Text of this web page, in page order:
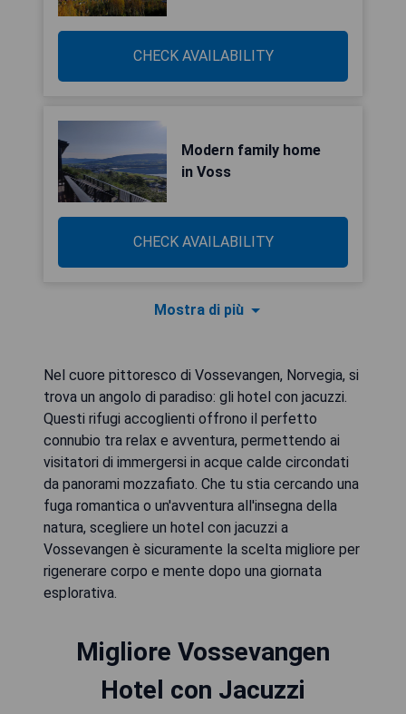
CHECK AVAILABILITY
Modern family home
in Voss
CHECK AVAILABILITY
Mostra di più
Nel cuore pittoresco di Vossevangen, Norvegia, si
trova un angolo di paradiso: gli hotel con jacuzzi.
Questi rifugi accoglienti offrono il perfetto
connubio tra relax e avventura, permettendo ai
visitatori di immergersi in acque calde circondati
da panorami mozzafiato. Che tu stia cercando una
fuga romantica o un'avventura all'insegna della
natura, scegliere un hotel con jacuzzi a
Vossevangen è sicuramente la scelta migliore per
rigenerare corpo e mente dopo una giornata
esplorativa.
Migliore Vossevangen
Hotel con Jacuzzi